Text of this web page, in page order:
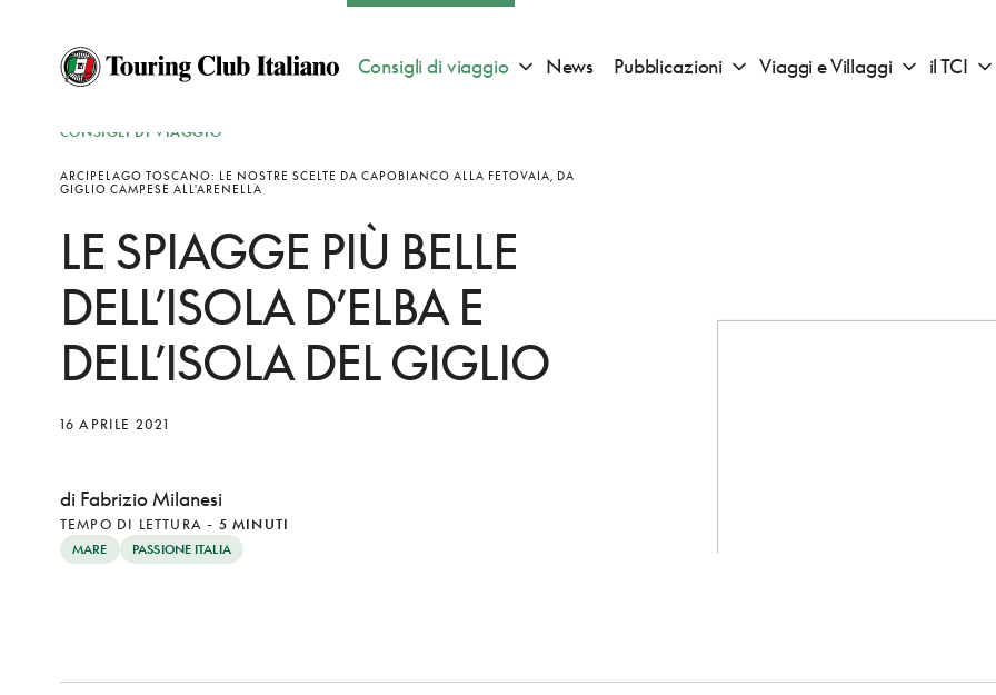
Consigli di viaggio Apri sotto menu "Consigli di viaggio"
News Pubblicazioni Apri sotto menu "Pubblicazioni"
Viaggi e Villaggi Apri sotto
il TCI
CONSIGLI DI VIAGGIO
ARCIPELAGO TOSCANO: LE NOSTRE SCELTE DA CAPOBIANCO ALLA FETOVAIA, DA
GIGLIO CAMPESE ALL'ARENELLA
LE SPIAGGE PIÙ BELLE
DELL’ISOLA D’ELBA E
DELL’ISOLA DEL GIGLIO
16 APRILE 2021
di Fabrizio Milanesi
TEMPO DI LETTURA - 5 MINUTI
MARE PASSIONE ITALIA